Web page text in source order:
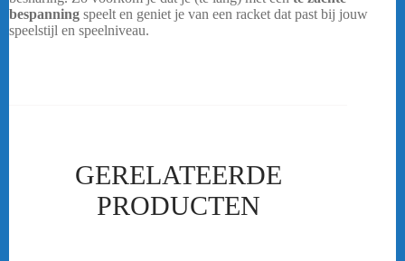
bespanning speelt en geniet je van een racket dat past bij jouw
speelstijl en speelniveau.
GERELATEERDE
PRODUCTEN